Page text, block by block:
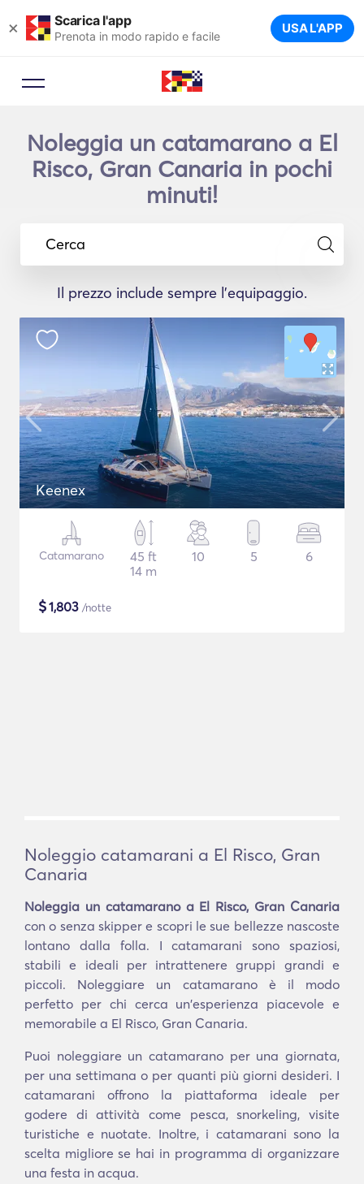
× Scarica l'app
Prenota in modo rapido e facile USA L'APP
Noleggia un catamarano a El
Risco, Gran Canaria in pochi
minuti!
Cerca
Il prezzo include sempre l'equipaggio.
Keenex
Catamarano
45 ft
14 m
10 5 6
$1,803 /notte
Noleggio catamarani a El Risco, Gran
Canaria
Noleggia un catamarano a El Risco, Gran Canaria
con o senza skipper e scopri le sue bellezze nascoste
lontano dalla folla. I catamarani sono spaziosi,
stabili e ideali per intrattenere gruppi grandi e
piccoli. Noleggiare un catamarano è il modo
perfetto per chi cerca un'esperienza piacevole e
memorabile a El Risco, Gran Canaria.
Puoi noleggiare un catamarano per una giornata,
per una settimana o per quanti più giorni desideri. I
catamarani offrono la piattaforma ideale per
godere di attività come pesca, snorkeling, visite
turistiche e nuotate. Inoltre, i catamarani sono la
scelta migliore se hai in programma di organizzare
una festa in acqua.